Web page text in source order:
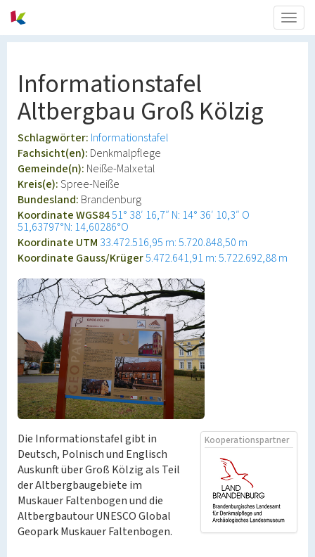
Informationstafel
Altbergbau Groß Kölzig
Schlagwörter: Informationstafel
Fachsicht(en): Denkmalpflege
Gemeinde(n): Neiße-Malxetal
Kreis(e):Spree-Neiße
Bundesland: Brandenburg
Koordinate WGS8451° 38′ 16,7″ N: 14° 36′ 10,3″ O
51,63797°N: 14,60286°O
Koordinate UTM 33.472.516,95 m: 5.720.848,50 m
Koordinate Gauss/Krüger5.472.641,91 m: 5.722.692,88 m
Kooperationspartner
Die Informationstafel gibt in
Deutsch, Polnisch und Englisch
Auskunft über Groß Kölzig als Teil
der Altbergbaugebiete im
Muskauer Faltenbogen und die
Altbergbautour UNESCO Global
Geopark Muskauer Faltenbogen.